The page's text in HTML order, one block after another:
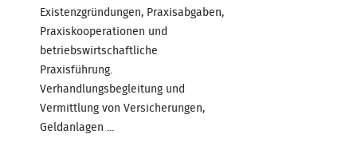
Existenzgründungen, Praxisabgaben,
Praxiskooperationen und
betriebswirtschaftliche
Praxisführung.
Verhandlungsbegleitung und
Vermittlung von Versicherungen,
Geldanlagen ...